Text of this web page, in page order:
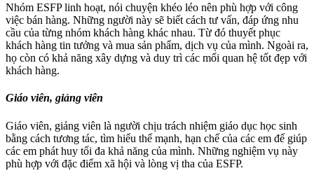
Nhóm ESFP linh hoạt, nói chuyện khéo léo nên phù hợp với công
việc bán hàng. Những người này sẽ biết cách tư vấn, đáp ứng nhu
cầu của từng nhóm khách hàng khác nhau. Từ đó thuyết phục
khách hàng tin tưởng và mua sản phẩm, dịch vụ của mình. Ngoài ra,
họ còn có khả năng xây dựng và duy trì các mối quan hệ tốt đẹp với
khách hàng.
Giáo viên, giảng viên
Giáo viên, giảng viên là người chịu trách nhiệm giáo dục học sinh
bằng cách tương tác, tìm hiểu thế mạnh, hạn chế của các em để giúp
các em phát huy tối đa khả năng của mình. Những nghiệm vụ này
phù hợp với đặc điểm xã hội và lòng vị tha của ESFP.